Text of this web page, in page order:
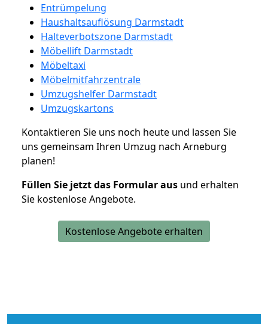
Entrümpelung
Haushaltsauflösung Darmstadt
Halteverbotszone Darmstadt
Möbellift Darmstadt
Möbeltaxi
Möbelmitfahrzentrale
Umzugshelfer Darmstadt
Umzugskartons
Kontaktieren Sie uns noch heute und lassen Sie
uns gemeinsam Ihren Umzug nach Arneburg
planen!
Füllen Sie jetzt das Formular aus und erhalten
Sie kostenlose Angebote.
Kostenlose Angebote erhalten